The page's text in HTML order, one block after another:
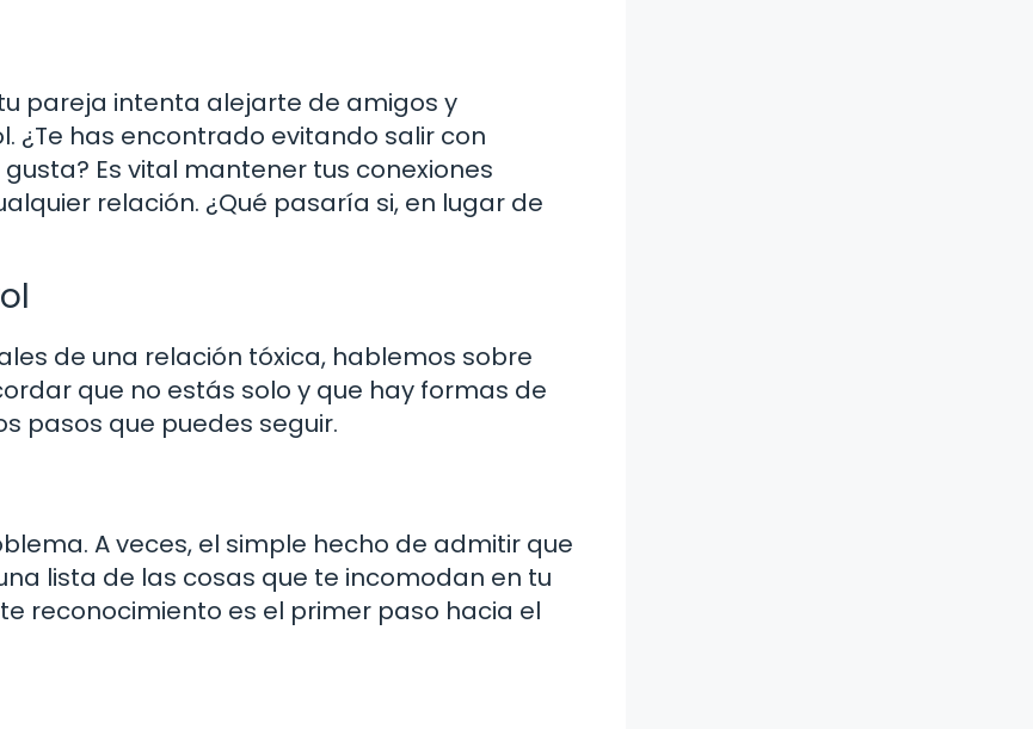
pareja intenta alejarte de amigos y
¿Te has encontrado evitando salir con
Es vital mantener tus conexiones
relación. ¿Qué pasaría si, en lugar de
de una relación tóxica, hablemos sobre
que no estás solo y que hay formas de
pasos que puedes seguir.
A veces, el simple hecho de admitir que
lista de las cosas que te incomodan en tu
reconocimiento es el primer paso hacia el